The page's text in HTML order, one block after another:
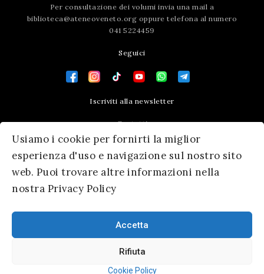
Usiamo i cookie per fornirti la miglior
esperienza d'uso e navigazione sul nostro sito
web. Puoi trovare altre informazioni nella
nostra Privacy Policy
Accetta
Rifiuta
Cookie Policy
Per consultazione dei volumi invia una mail a
biblioteca@ateneoveneto.org oppure telefona al numero
041 5224459
Seguici
Iscriviti alla newsletter
Contatti